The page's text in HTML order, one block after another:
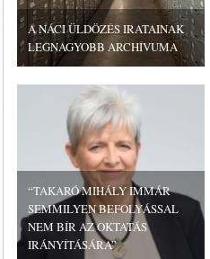
A NÁCI ÜLDÖZÉS IRATAINAK
LEGNAGYOBB ARCHÍVUMA
“TAKARÓ MIHÁLY IMMÁR
SEMMILYEN BEFOLYÁSSAL
NEM BÍR AZ OKTATÁS
IRÁNYÍTÁSÁRA”